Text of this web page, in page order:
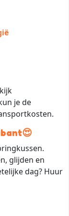
je de
glijden en
dag? Huur